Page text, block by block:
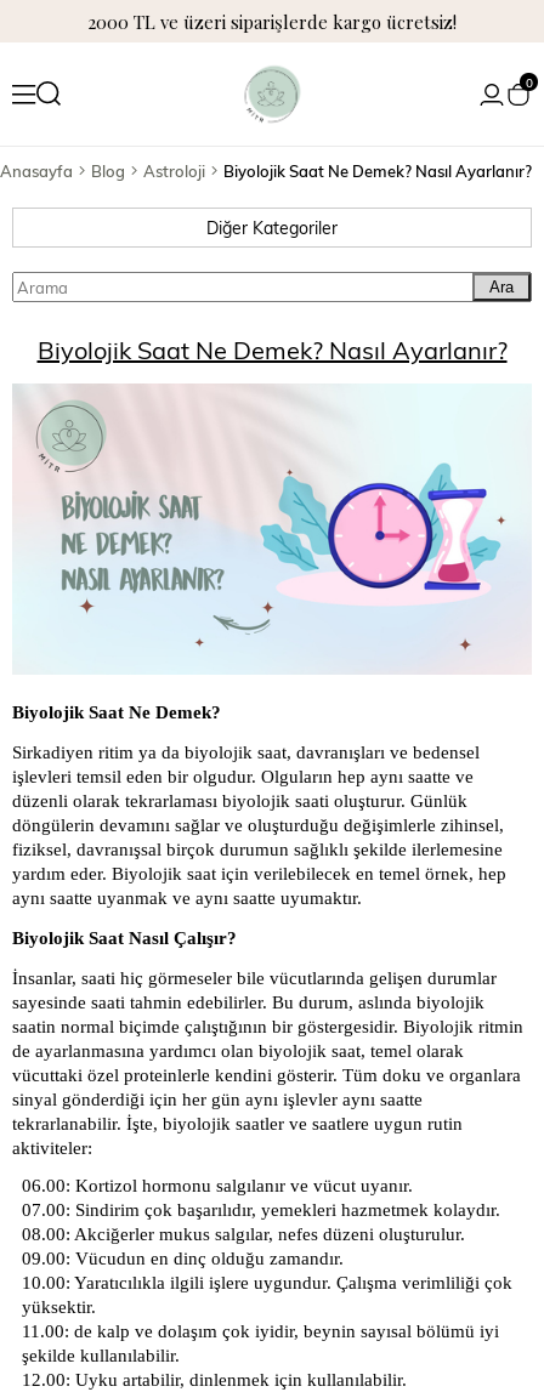
2000 TL ve üzeri siparişlerde kargo ücretsiz!
0
Anasayfa Blog Astroloji Biyolojik Saat Ne Demek? Nasıl Ayarlanır?
Diğer Kategoriler
Ara
Biyolojik Saat Ne Demek? Nasıl Ayarlanır?
Biyolojik Saat Ne Demek?
Sirkadiyen ritim ya da biyolojik saat, davranışları ve bedensel
işlevleri temsil eden bir olgudur. Olguların hep aynı saatte ve
düzenli olarak tekrarlaması biyolojik saati oluşturur. Günlük
döngülerin devamını sağlar ve oluşturduğu değişimlerle zihinsel,
fiziksel, davranışsal birçok durumun sağlıklı şekilde ilerlemesine
yardım eder. Biyolojik saat için verilebilecek en temel örnek, hep
aynı saatte uyanmak ve aynı saatte uyumaktır.
Biyolojik Saat Nasıl Çalışır?
İnsanlar, saati hiç görmeseler bile vücutlarında gelişen durumlar
sayesinde saati tahmin edebilirler. Bu durum, aslında biyolojik
saatin normal biçimde çalıştığının bir göstergesidir. Biyolojik ritmin
de ayarlanmasına yardımcı olan biyolojik saat, temel olarak
vücuttaki özel proteinlerle kendini gösterir. Tüm doku ve organlara
sinyal gönderdiği için her gün aynı işlevler aynı saatte
tekrarlanabilir. İşte, biyolojik saatler ve saatlere uygun rutin
aktiviteler:
06.00: Kortizol hormonu salgılanır ve vücut uyanır.
07.00: Sindirim çok başarılıdır, yemekleri hazmetmek kolaydır.
08.00: Akciğerler mukus salgılar, nefes düzeni oluşturulur.
09.00: Vücudun en dinç olduğu zamandır.
10.00: Yaratıcılıkla ilgili işlere uygundur. Çalışma verimliliği çok
yüksektir.
11.00: de kalp ve dolaşım çok iyidir, beynin sayısal bölümü iyi
şekilde kullanılabilir.
12.00: Uyku artabilir, dinlenmek için kullanılabilir.